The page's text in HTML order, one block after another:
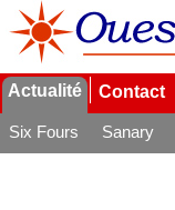
Actualité Contact
Six Fours Sanary